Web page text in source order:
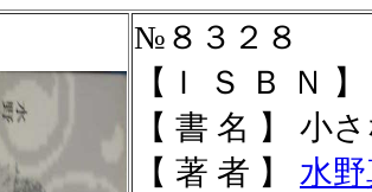
№８３２８
【Ｉ Ｓ Ｂ Ｎ
【 書 名 】 小
【 著 者 】 水